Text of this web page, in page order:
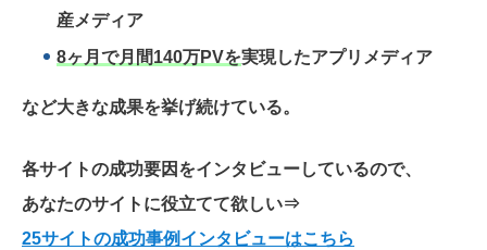
産メディア
8ヶ月で月間140万PVを実現したアプリメディア
など大きな成果を挙げ続けている。
各サイトの成功要因をインタビューしているので、
あなたのサイトに役立てて欲しい⇒
25サイトの成功事例インタビューはこちら